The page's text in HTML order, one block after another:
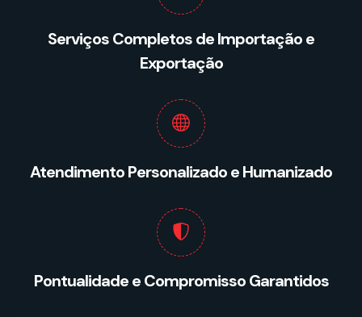
Serviços Completos de Importação e
Exportação
Atendimento Personalizado e Humanizado
Pontualidade e Compromisso Garantidos